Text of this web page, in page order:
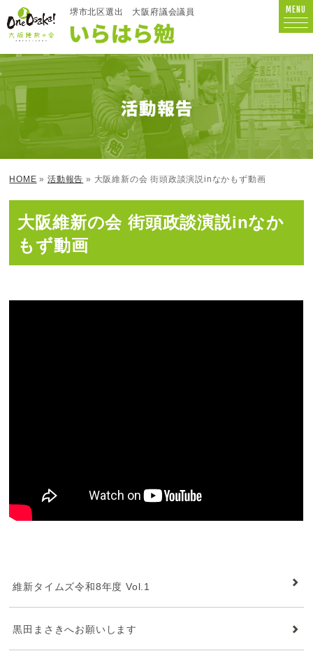
MENU
堺市北区選出 大阪府議会議員
HOME »活動報告 » 大阪維新の会 街頭政談演説inなかもず動画
大阪維新の会 街頭政談演説inなか
もず動画
維新タイムズ令和8年度 Vol.1
黒田まさきへお願いします